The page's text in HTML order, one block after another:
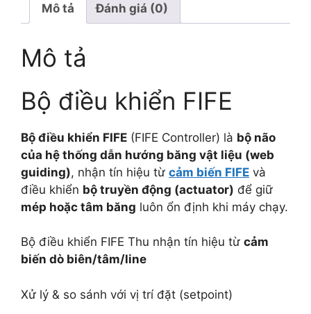
Mô tả Đánh giá (0)
Mô tả
Bộ điều khiển FIFE
Bộ điều khiển FIFE (FIFE Controller) là bộ não
của hệ thống dẫn hướng băng vật liệu (web
guiding), nhận tín hiệu từ cảm biến FIFE và
điều khiển bộ truyền động (actuator) để giữ
mép hoặc tâm băng luôn ổn định khi máy chạy.
Bộ điều khiển FIFE Thu nhận tín hiệu từ cảm
biến dò biên/tâm/line
Xử lý & so sánh với vị trí đặt (setpoint)